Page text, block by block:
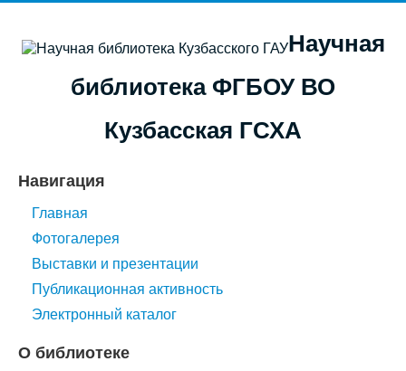
Научная
библиотека ФГБОУ ВО
Кузбасская ГСХА
Навигация
Главная
Фотогалерея
Выставки и презентации
Публикационная активность
Электронный каталог
О библиотеке